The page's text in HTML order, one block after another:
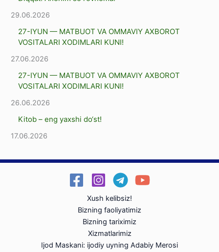
29.06.2026
27-IYUN — MATBUOT VA OMMAVIY AXBOROT
VOSITALARI XODIMLARI KUNI!
27.06.2026
27-IYUN — MATBUOT VA OMMAVIY AXBOROT
VOSITALARI XODIMLARI KUNI!
26.06.2026
Kitob – eng yaxshi dо‘st!
17.06.2026
Xush kelibsiz!
Bizning faoliyatimiz
Bizning tariximiz
Xizmatlarimiz
Ijod Maskani: ijodiy uyning Adabiy Merosi